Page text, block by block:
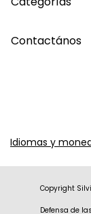
Contactános
Idiomas y
Copyright
Defensa de